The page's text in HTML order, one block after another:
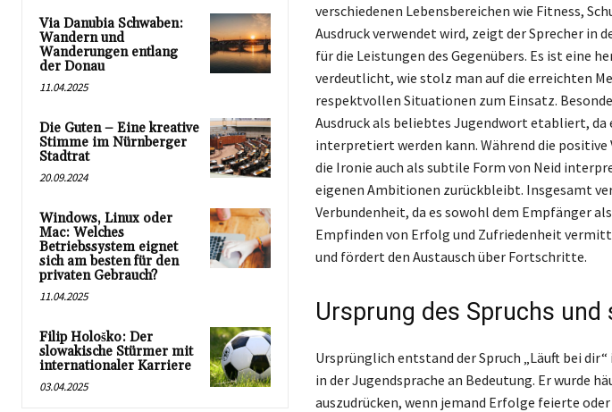
Via Danubia Schwaben:
Wandern und
Wanderungen entlang
der Donau
11.04.2025
Die Guten – Eine kreative
Stimme im Nürnberger
Stadtrat
20.09.2024
Windows, Linux oder
Mac: Welches
Betriebssystem eignet
sich am besten für den
privaten Gebrauch?
11.04.2025
Filip Hološko: Der
slowakische Stürmer mit
internationaler Karriere
03.04.2025
verschiedenen Lebensbereichen wie Fitness,
Ausdruck verwendet wird, zeigt der Sprecher in
für die Leistungen des Gegenübers. Es ist eine
verdeutlicht, wie stolz man auf die erreichten
respektvollen Situationen zum Einsatz.
Ausdruck als beliebtes Jugendwort etabliert,
interpretiert werden kann. Während die
die Ironie auch als subtile Form von Neid
eigenen Ambitionen zurückbleibt. Insgesamt
Verbundenheit, da es sowohl dem Empfänger
Empfinden von Erfolg und Zufriedenheit
und fördert den Austausch über Fortschritte.
Ursprung des Spruchs und
Ursprünglich entstand der Spruch „Läuft bei
in der Jugendsprache an Bedeutung. Er wurde
auszudrücken, wenn jemand Erfolge feierte